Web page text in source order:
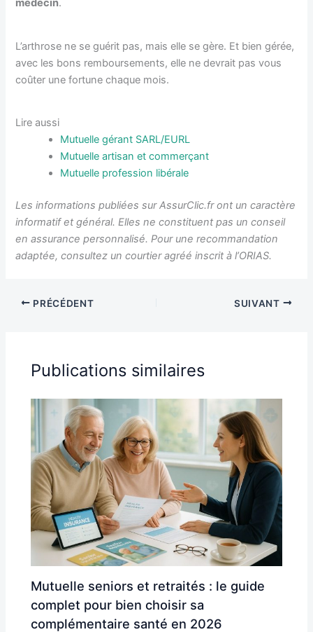
médecin.
L’arthrose ne se guérit pas, mais elle se gère. Et bien gérée,
avec les bons remboursements, elle ne devrait pas vous
coûter une fortune chaque mois.
Lire aussi
Mutuelle gérant SARL/EURL
Mutuelle artisan et commerçant
Mutuelle profession libérale
Les informations publiées sur AssurClic.fr ont un caractère
informatif et général. Elles ne constituent pas un conseil
en assurance personnalisé. Pour une recommandation
adaptée, consultez un courtier agréé inscrit à l’ORIAS.
PRÉCÉDENT SUIVANT
Publications similaires
Mutuelle seniors et retraités : le guide
complet pour bien choisir sa
complémentaire santé en 2026